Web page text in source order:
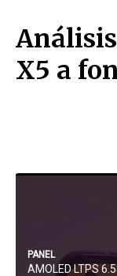
X5 a
PANEL
AMOLED LTPS